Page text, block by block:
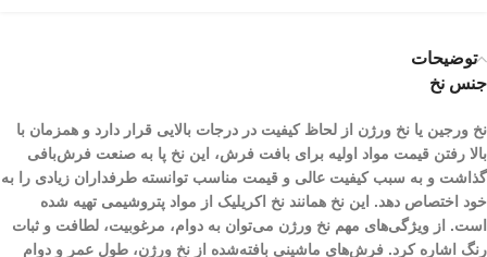
توضیحات
جنس نخ
نخ ورجین یا نخ ورژن از لحاظ کیفیت در درجات بالایی قرار دارد و همزمان با
بالا رفتن قیمت مواد اولیه برای بافت فرش، این نخ پا به صنعت فرش‌بافی
گذاشت و به سبب کیفیت عالی و قیمت مناسب توانسته طرفداران زیادی را به
خود اختصاص دهد. این نخ همانند نخ اکریلیک از مواد پتروشیمی تهیه شده
است. از ویژگی‌های مهم نخ ورژن می‌توان به دوام، مرغوبیت، لطافت و ثبات
رنگ اشاره کرد. فرش‌های ماشینی بافته‌شده از نخ ورژن، طول عمر و دوام